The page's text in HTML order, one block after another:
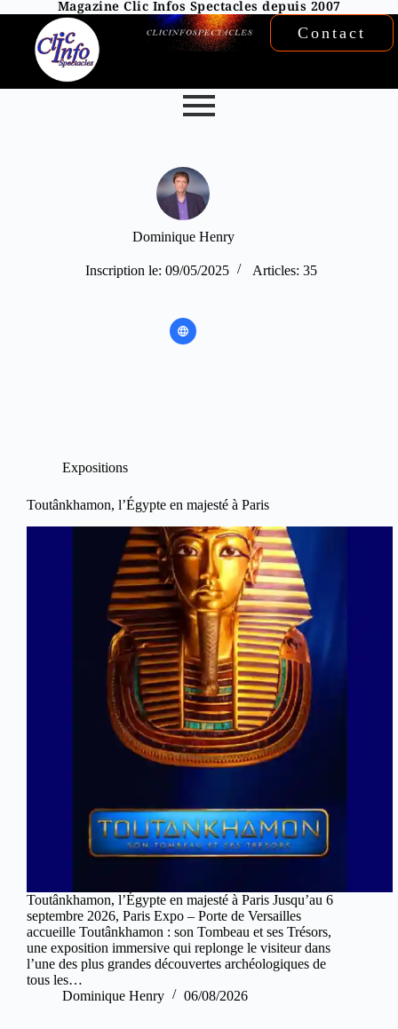
Magazine Clic Infos Spectacles depuis 2007
Contact
Dominique Henry
Inscription le: 09/05/2025 Articles: 35
Expositions
Toutânkhamon, l’Égypte en majesté à Paris
Toutânkhamon, l’Égypte en majesté à Paris Jusqu’au 6
septembre 2026, Paris Expo – Porte de Versailles
accueille Toutânkhamon : son Tombeau et ses Trésors,
une exposition immersive qui replonge le visiteur dans
l’une des plus grandes découvertes archéologiques de
tous les…
Dominique Henry
06/08/2026